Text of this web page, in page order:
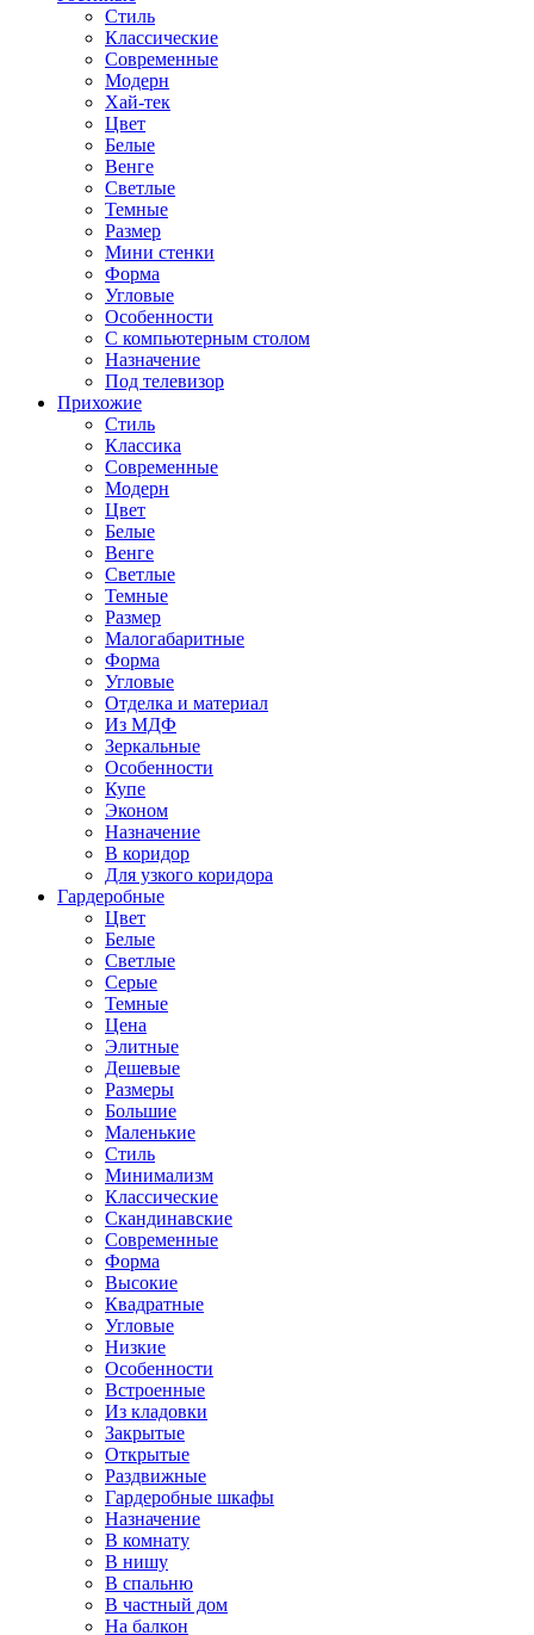
Стиль
Классические
Современные
Модерн
Хай-тек
Цвет
Белые
Венге
Светлые
Темные
Размер
Мини стенки
Форма
Угловые
Особенности
С компьютерным столом
Назначение
Под телевизор
Прихожие
Стиль
Классика
Современные
Модерн
Цвет
Белые
Венге
Светлые
Темные
Размер
Малогабаритные
Форма
Угловые
Отделка и материал
Из МДФ
Зеркальные
Особенности
Купе
Эконом
Назначение
В коридор
Для узкого коридора
Гардеробные
Цвет
Белые
Светлые
Серые
Темные
Цена
Элитные
Дешевые
Размеры
Большие
Маленькие
Стиль
Минимализм
Классические
Скандинавские
Современные
Форма
Высокие
Квадратные
Угловые
Низкие
Особенности
Встроенные
Из кладовки
Закрытые
Открытые
Раздвижные
Гардеробные шкафы
Назначение
В комнату
В нишу
В спальню
В частный дом
На балкон